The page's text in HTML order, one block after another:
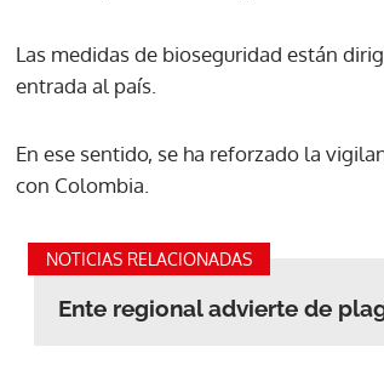
Las medidas de bioseguridad están
entrada al país.
En ese sentido, se ha reforzado la
con Colombia.
NOTICIAS RELACIONADAS
Ente regional advierte de